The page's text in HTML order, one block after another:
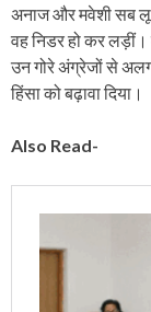
अनाज और मवेशी सब
वह निडर हो कर लड़ीं।
उन गोरे अंग्रेजों से
हिंसा को बढ़ावा दिया।
Also Read-